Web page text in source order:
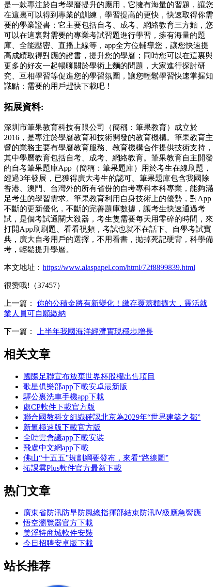
是一款專注於自考學曆提升的應用，它擁有海量的習題，讓您
在這裏可以得到專業的訓練，學習提高的更快，快速取得你需
要的學業證書；它主要包括自考、成考、網絡教育三方麵，您
可以在這裏對需要的專業考試習題進行學習，擁有海量的題
庫、全能壓密、直播上線等，app全方位輔導您，讓您快速提
高成績取得對應的證書，提升您的學曆；同時您可以在這裏與
更多的好友一起暢聊關於學術上麵的問題，大家進行探討研
究、互相學習等促進您的學習氛圍，讓您輕鬆學習快速掌握知
識點；需要的用戶趕快下載吧！
拓展資料:
深圳市筆果教育科技有限公司（簡稱：筆果教育）成立於
2016，是專注於學曆教育和技術開發的教育機構。筆果教育主
營的業務主要有學曆教育服務、教育機構合作提供技術支持，
其中學曆教育包括自考、成考、網絡教育。筆果教育自主開發
的自考筆果題庫App（簡稱：筆果題庫）用於考生在線刷題，
經過3年發展，已獲得廣大考生的認可。筆果題庫包含我國除
香港、澳門、台灣外的所有省份的自考專科本科專業，能夠滿
足考生的學習需求。筆果教育利用自身技術上的優勢，對App
不斷的更新優化，不斷的完善題庫數據，讓考生快速通過考
試，是個考試通關大殺器，考生隻需要每天用零碎的時間，來
打開App刷刷題、看看視頻，考試也就不在話下。自學考試寶
典，廣大自考用戶的選擇，不用看書，拋掉死記硬背，科學備
考，輕鬆提升學曆。
本文地址： https://www.alaspapel.com/html/72f8899839.html
很赞哦!（37457）
上一篇： 你的公積金將有新變化！繳存覆蓋麵擴大，靈活就
業人員可自願繳納
下一篇： 上半年我國海洋經濟實現穩步增長
相关文章
國際足聯宣布放棄世界杯股權出售項目
歌星俱樂部app下載安卓最新版
驛公裏洗車手機app下載
處CP軟件下載官方版
聯合國教科文組織確認北京為2029年“世界建築之都”
新氧極速版下載官方版
全時雲會議app下載安裝
飛盧中文網app下載
佛山“十五五”規劃綱要發布，來看“路線圖”
拓課雲Plus軟件官方最新下載
热门文章
廣東省防汛防旱防風總指揮部結束防汛Ⅳ級應急響應
悟空瀏覽器官方下載
美浮特商城軟件安裝
今日招聘安卓版下載
站长推荐